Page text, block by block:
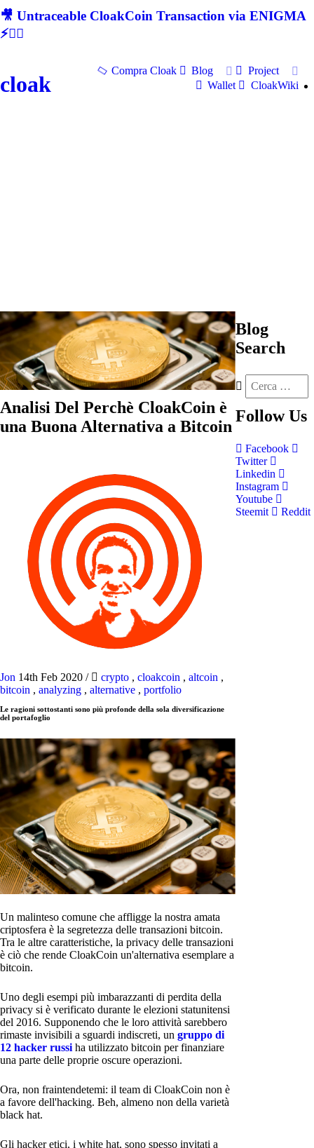
🎥 Untraceable CloakCoin Transaction via ENIGMA
⚡🕵‍♂
cloak
Compra Cloak Blog
Project
Wallet
CloakWiki
Analisi Del Perchè CloakCoin è
una Buona Alternativa a Bitcoin
Jon 14th Feb 2020 / crypto , cloakcoin , altcoin ,
bitcoin , analyzing , alternative , portfolio
Le ragioni sottostanti sono più profonde della sola diversificazione
del portafoglio
Un malinteso comune che affligge la nostra amata
criptosfera è la segretezza delle transazioni bitcoin.
Tra le altre caratteristiche, la privacy delle transazioni
è ciò che rende CloakCoin un'alternativa esemplare a
bitcoin.
Uno degli esempi più imbarazzanti di perdita della
privacy si è verificato durante le elezioni statunitensi
del 2016. Supponendo che le loro attività sarebbero
rimaste invisibili a sguardi indiscreti, un gruppo di
12 hacker russi ha utilizzato bitcoin per finanziare
una parte delle proprie oscure operazioni.
Ora, non fraintendetemi: il team di CloakCoin non è
a favore dell'hacking. Beh, almeno non della varietà
black hat.
Gli hacker etici, i white hat, sono spesso invitati a
Blog
Search
Follow Us
Facebook
Twitter
Linkedin
Instagram
Youtube
Steemit
Reddit